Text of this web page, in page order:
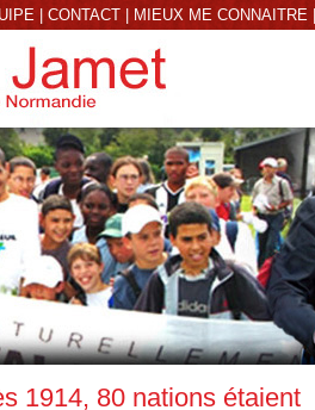
| CONTACT| MIEUX ME CONNAITRE|
1914, 80 nations étaient